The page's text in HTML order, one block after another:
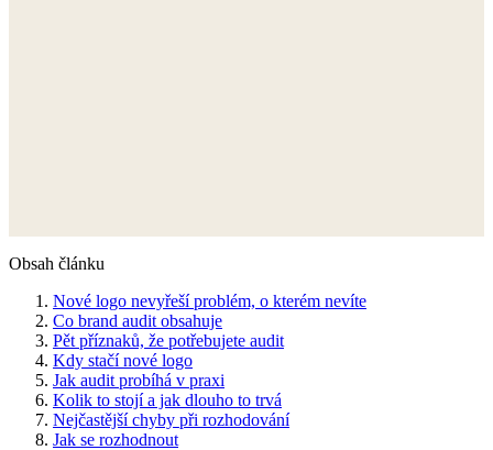
Obsah článku
Nové logo nevyřeší problém, o kterém nevíte
Co brand audit obsahuje
Pět příznaků, že potřebujete audit
Kdy stačí nové logo
Jak audit probíhá v praxi
Kolik to stojí a jak dlouho to trvá
Nejčastější chyby při rozhodování
Jak se rozhodnout